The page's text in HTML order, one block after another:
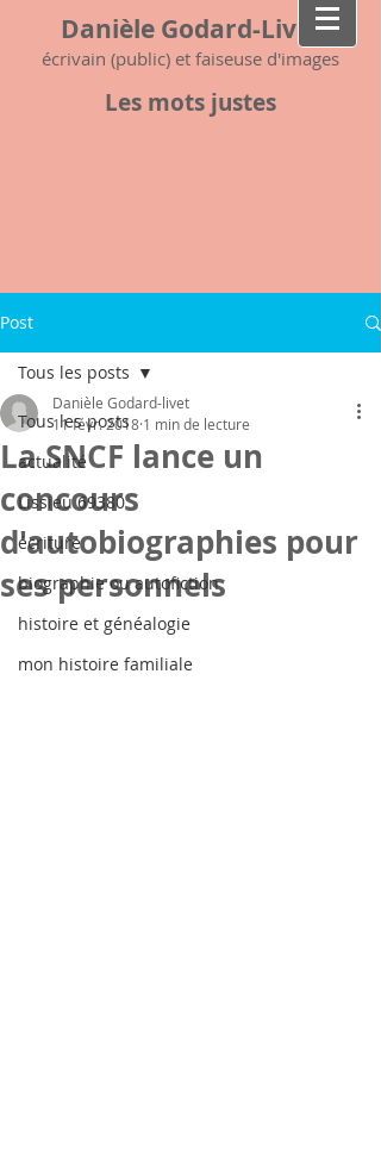
Danièle Godard-Livet
écrivain (public) et faiseuse d'images
Les mots justes
Post
Tous les posts
actualité
Lissieu 69380
écriture
biographie ou autofiction
histoire et généalogie
mon histoire familiale
Tous les posts
La SNCF lance un
concours
d'autobiographies pour
ses personnels
Danièle Godard-livet
11 févr. 2018 1 min de lecture